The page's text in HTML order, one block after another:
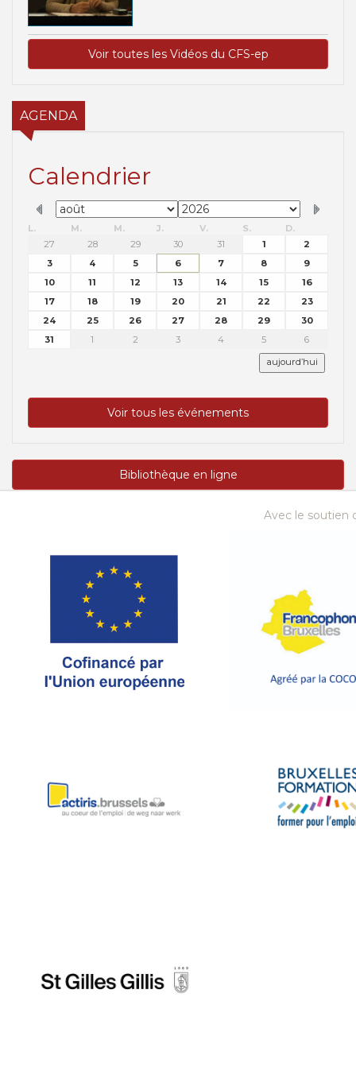
Voir toutes les Vidéos du CFS-ep
AGENDA
Calendrier
L. M. M. J. V. S.
D.
27
28 29 30 31 1
2
3
4 5 6 7 8
9
10
11 12 13 14 15
16
17
18 19 20 21 22
23
24
25 26 27 28 29
30
31
1 2 3 4 5 6
aujourd’hui
Voir tous les événements
Bibliothèque en ligne
Avec le soutien